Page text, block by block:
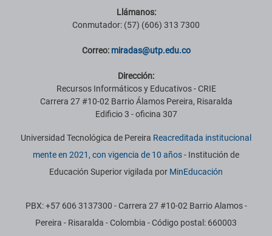
Llámanos:
Conmutador: (57) (606) 313 7300
Correo: miradas@utp.edu.co
Dirección:
Recursos Informáticos y Educativos - CRIE
Carrera 27 #10-02 Barrio Álamos Pereira, Risaralda
Edificio 3 - oficina 307
Universidad Tecnológica de Pereira Reacreditada institucional
mente en 2021, con vigencia de 10 años- Institución de
Educación Superior vigilada por MinEducación
PBX: +57 606 3137300 - Carrera 27 #10-02 Barrio Alamos -
Pereira - Risaralda - Colombia - Código postal: 660003